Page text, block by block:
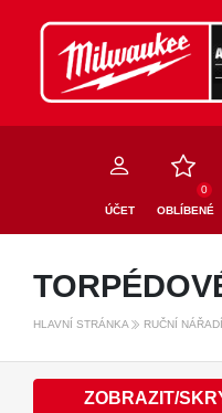
ÚČET
0
OBLÍBENÉ
HLAVNÍ STRÁNKA RUČNÍ NÁŘADÍ
ZOBRAZIT/